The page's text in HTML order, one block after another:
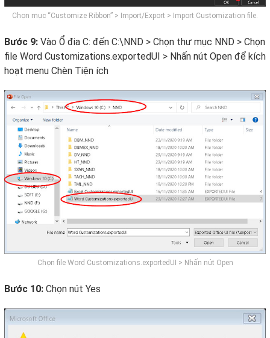
Chọn mục “Customize Ribbon” > Import/Export > Import Customization file.
Bước 9: Vào Ổ đia C: đến C:\NND > Chọn thư mục NND > Chọn
file Word Customizations.exportedUI > Nhấn nút Open để kích
hoạt menu Chèn Tiện ích
Chọn file Word Customizations.exportedUI > Nhấn nút Open
Bước 10: Chọn nút Yes